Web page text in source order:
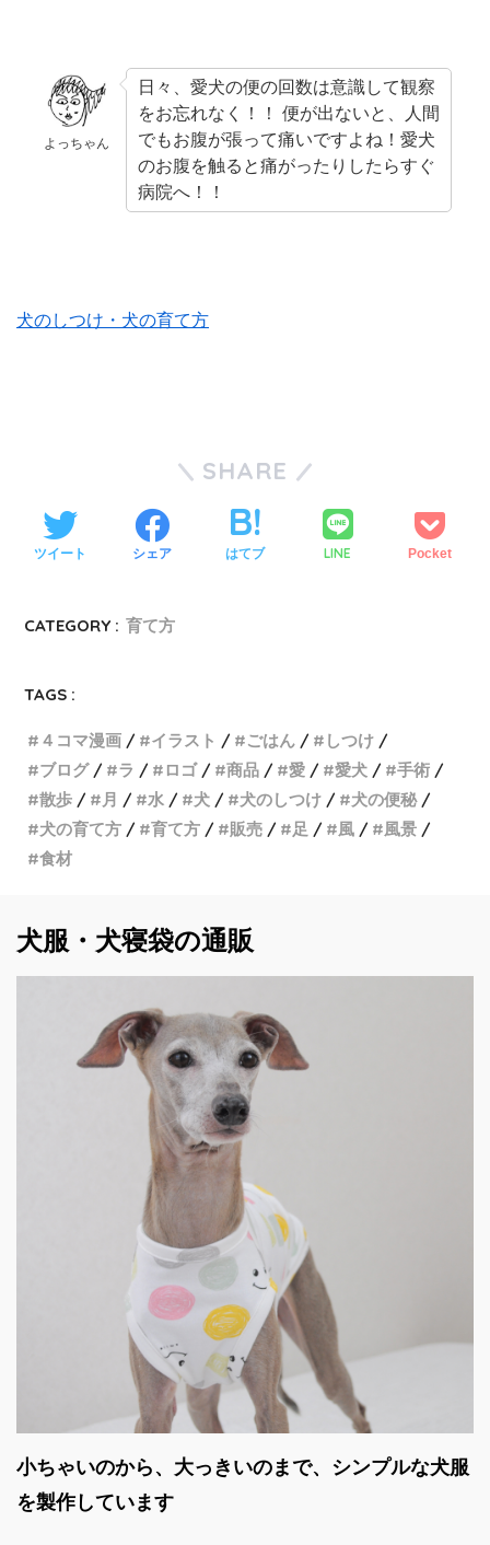
よっちゃん
日々、愛犬の便の回数は意識して観察
をお忘れなく！！ 便が出ないと、人間
でもお腹が張って痛いですよね！愛犬
のお腹を触ると痛がったりしたらすぐ
病院へ！！
犬のしつけ・犬の育て方
SHARE
ツイート シェア はてブ LINE Pocket
CATEGORY : 育て方
TAGS :
４コマ漫画 イラスト ごはん
しつけ
ブログ
ラ ロゴ 商品 愛 愛犬
手術
散歩
月 水 犬 犬のしつけ
犬の便秘
犬の育て方
育て方 販売 足 風
風景
食材
犬服・犬寝袋の通販
小ちゃいのから、大っきいのまで、シンプルな犬服
を製作しています